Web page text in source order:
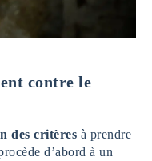
contre le
des critères à prendre
d’abord à un